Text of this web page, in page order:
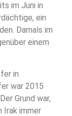
im Juni in
ein
Damals im
einem
in
war 2015
Grund war,
Irak immer